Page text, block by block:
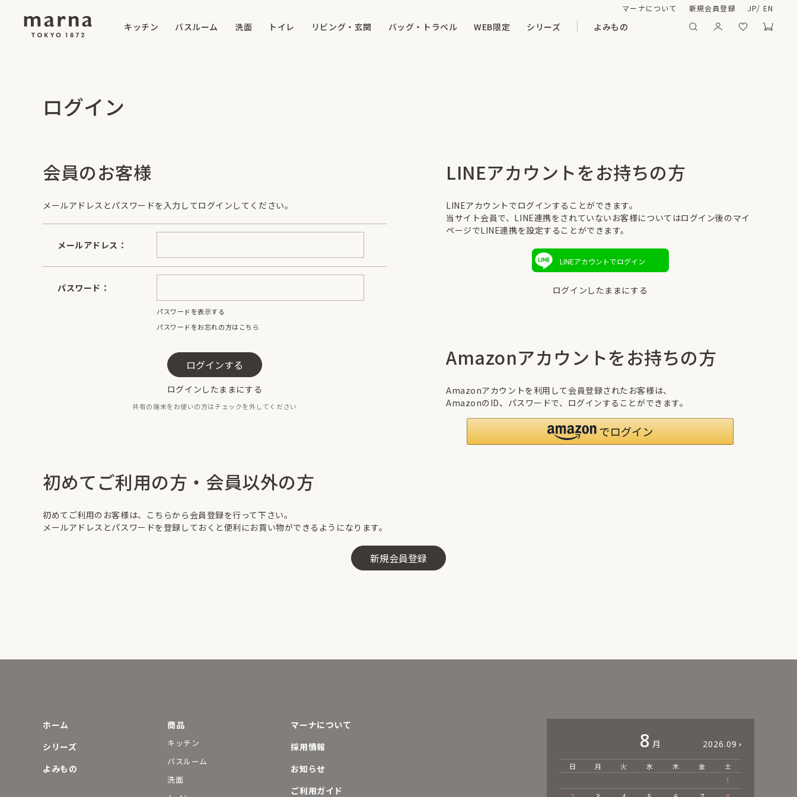
キッチン バスルーム 洗面 トイレ リビング・玄関 バッグ・トラベル WEB限定 シリーズ よみもの
マーナについて 新規会員登録 JP/ EN
ログイン
会員のお客様
メールアドレスとパスワードを入力してログインしてください。
メールアドレス：
パスワード：
パスワードを表示する
パスワードをお忘れの方はこちら
ログインしたままにする
共有の端末をお使いの方はチェックを外してください
LINEアカウントをお持ちの方
LINEアカウントでログインすることができます。
当サイト会員で、LINE連携をされていないお客様についてはログイン後のマイ
ページでLINE連携を設定することができます。
LINEアカウントでログイン
ログインしたままにする
Amazonアカウントをお持ちの方
Amazonアカウントを利用して会員登録されたお客様は、
AmazonのID、パスワードで、ログインすることができます。
初めてご利用の方・会員以外の方
初めてご利用のお客様は、こちらから会員登録を行って下さい。
メールアドレスとパスワードを登録しておくと便利にお買い物ができるようになります。
ホーム
シリーズ
よみもの
商品
キッチン
バスルーム
洗面
マーナについて
採用情報
お知らせ
ご利用ガイド
8 月 2026.09
日 月 火 水 木 金 土
1